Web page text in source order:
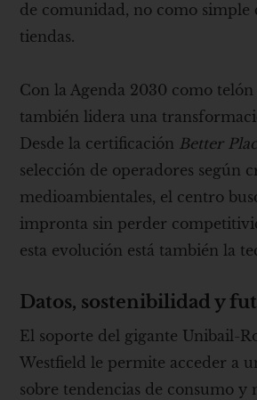
de comunidad, no como simple
tiendas.
Con la Agenda 2030 como
también lidera una
Desde la certificación Better
selección de operadores según
medioambientales, el centro
impronta sin perder
esta evolución está también la
Datos, sostenibilidad y
El soporte del gigante Unibail-
Westfield le permite acceder a
sobre tendencias de consumo y